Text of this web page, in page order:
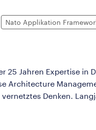
Nato Applikation
25 Jahren Expertise in
Architecture
Denken.